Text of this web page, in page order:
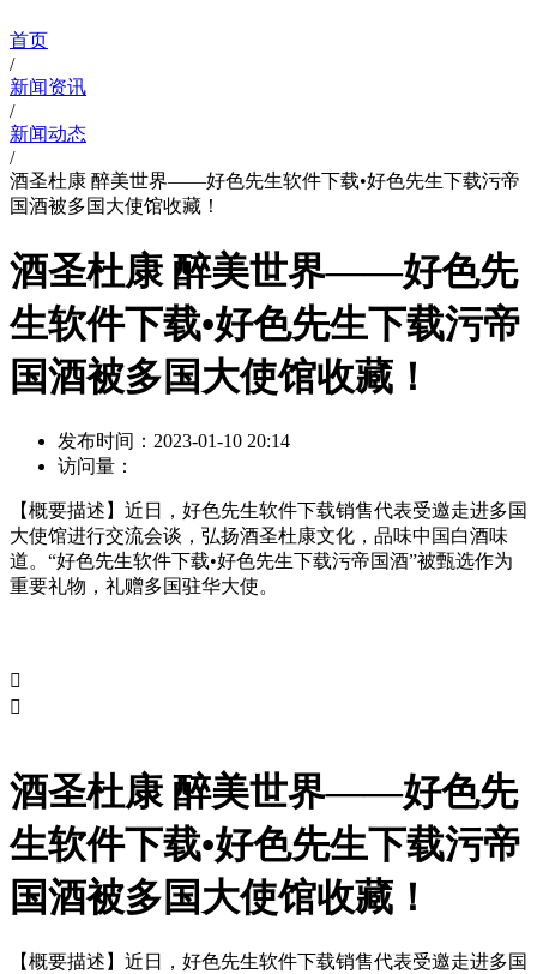
首页
/
新闻资讯
/
新闻动态
/
酒圣杜康 醉美世界——好色先生软件下载•好色先生下载污帝
国酒被多国大使馆收藏！
酒圣杜康 醉美世界——好色先
生软件下载•好色先生下载污帝
国酒被多国大使馆收藏！
发布时间： 2023-01-10 20:14
访问量：
【概要描述】 近日，好色先生软件下载销售代表受邀走进多国
大使馆进行交流会谈，弘扬酒圣杜康文化，品味中国白酒味
道。“好色先生软件下载•好色先生下载污帝国酒”被甄选作为
重要礼物，礼赠多国驻华大使。


酒圣杜康 醉美世界——好色先
生软件下载•好色先生下载污帝
国酒被多国大使馆收藏！
【概要描述】 近日，好色先生软件下载销售代表受邀走进多国